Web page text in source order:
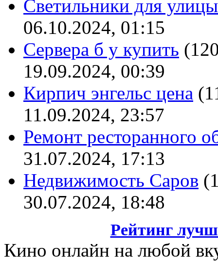
Светильники для
06.10.2024, 01:15
Сервера б у купить
19.09.2024, 00:39
Кирпич энгельс цена
11.09.2024, 23:57
Ремонт ресторанного
31.07.2024, 17:13
Недвижимость Саров
30.07.2024, 18:48
Рейтинг
Кино онлайн на любой